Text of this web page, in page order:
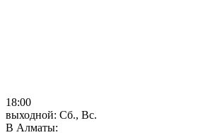
18:00
выходной: Сб., Вс.
В Алматы: